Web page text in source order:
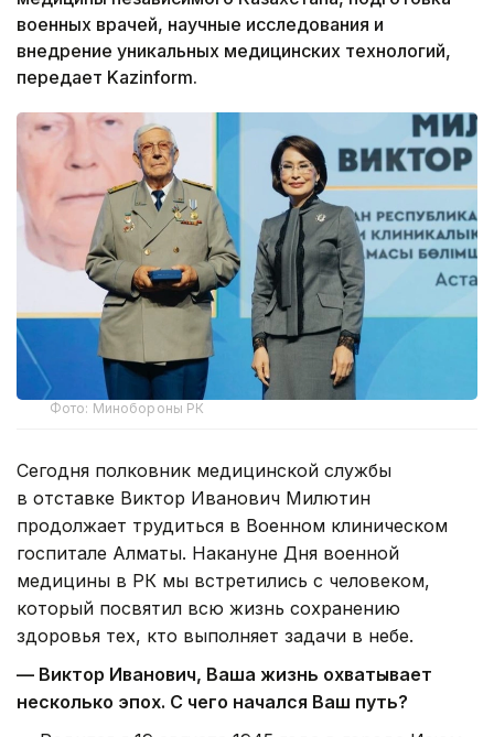
военных врачей, научные исследования и
внедрение уникальных медицинских технологий,
передает Kazinform.
Фото: Минобороны РК
Сегодня полковник медицинской службы
в отставке Виктор Иванович Милютин
продолжает трудиться в Военном клиническом
госпитале Алматы. Накануне Дня военной
медицины в РК мы встретились с человеком,
который посвятил всю жизнь сохранению
здоровья тех, кто выполняет задачи в небе.
— Виктор Иванович, Ваша жизнь охватывает
несколько эпох. С чего начался Ваш путь?